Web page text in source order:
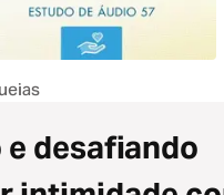
desafiando